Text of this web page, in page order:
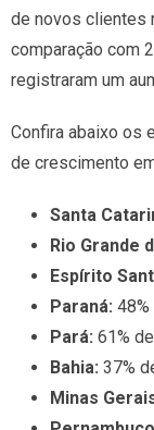
de novos clientes
comparação com
registraram um
Confira abaixo os
de crescimento
Santa
Rio Grande
Espírito
Paraná:
Pará: 61%
Bahia: 37%
Minas